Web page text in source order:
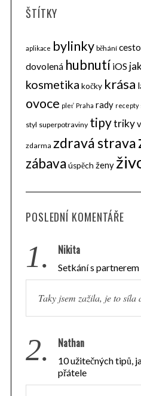
ŠTÍTKY
aplikace bylinky běhání
dovolená hubnutí iOS
kosmetika kočky krása
ovoce pleť Praha rady recepty
styl superpotraviny tipytriky
zdarma zdravá strava
zábava úspěch ženy
POSLEDNÍ KOMENTÁŘE
1. Nikita
Setkání s partnerem
Taky jsem zažila, je to síla
2. Nathan
10 užitečných tipů,
přátele